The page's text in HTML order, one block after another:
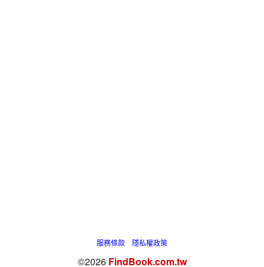
服務條款 隱私權政策
©2026 FindBook.com.tw